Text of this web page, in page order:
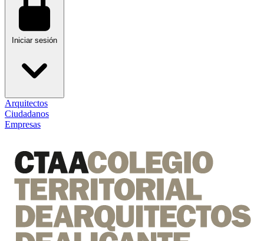
Iniciar sesión
Arquitectos
Ciudadanos
Empresas